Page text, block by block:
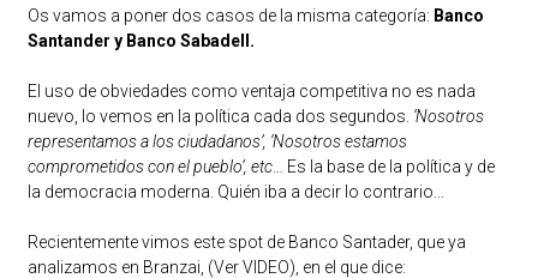
Os vamos a poner dos casos de la misma categoría: Banco
Santander y Banco Sabadell.
El uso de obviedades como ventaja competitiva no es nada
nuevo, lo vemos en la política cada dos segundos. ‘Nosotros
representamos a los ciudadanos’, ‘Nosotros estamos
comprometidos con el pueblo’, etc… Es la base de la política y de
la democracia moderna. Quién iba a decir lo contrario…
Recientemente vimos este spot de Banco Santader, que ya
analizamos en Branzai, (Ver VIDEO) , en el que dice: